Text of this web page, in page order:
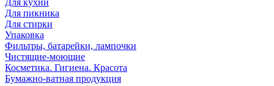
Для кухни
Для пикника
Для стирки
Упаковка
Фильтры, батарейки, лампочки
Чистящие-моющие
Косметика. Гигиена. Красота
Бумажно-ватная продукция